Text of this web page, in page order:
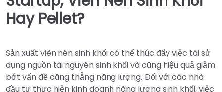
Hay Pellet?
Sản xuất viên nén sinh khối có thể thúc đẩy việc tái sử
dụng nguồn tài nguyên sinh khối và cũng hiệu quả giảm
bớt vấn đề căng thẳng năng lượng. Đối với các nhà
đầu tư thực hiện kinh doanh năng lượng sinh khối, việc